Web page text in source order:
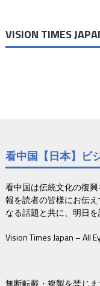
VISION TIMES
看中国【日本】ビ
看中国は伝統文化の復
報を読者の皆様にお伝
なる話題と共に、明日
Vision Times Japan – All
無断転載・複製を禁じま